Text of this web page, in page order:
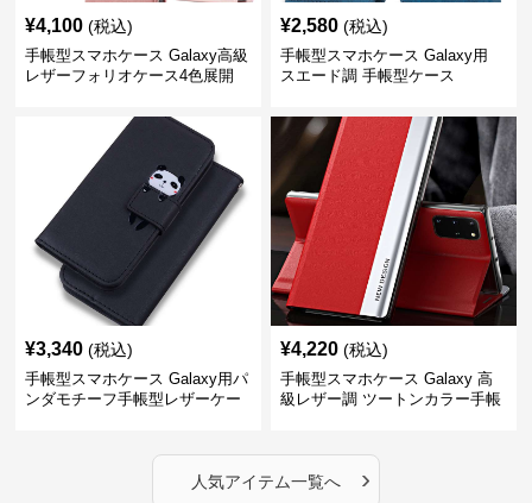
¥4,100 (税込)
手帳型スマホケース Galaxy高級
レザーフォリオケース4色展開
¥2,580 (税込)
手帳型スマホケース Galaxy用
スエード調 手帳型ケース
¥3,340 (税込)
手帳型スマホケース Galaxy用パ
ンダモチーフ手帳型レザーケー
¥4,220 (税込)
手帳型スマホケース Galaxy 高
級レザー調 ツートンカラー手帳
人気アイテム一覧へ ›